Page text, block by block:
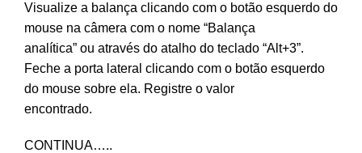
Visualize a balança clicando com o botão esquerdo do
mouse na câmera com o nome “Balança
analítica” ou através do atalho do teclado “Alt+3”.
Feche a porta lateral clicando com o botão esquerdo
do mouse sobre ela. Registre o valor
encontrado.
CONTINUA…..